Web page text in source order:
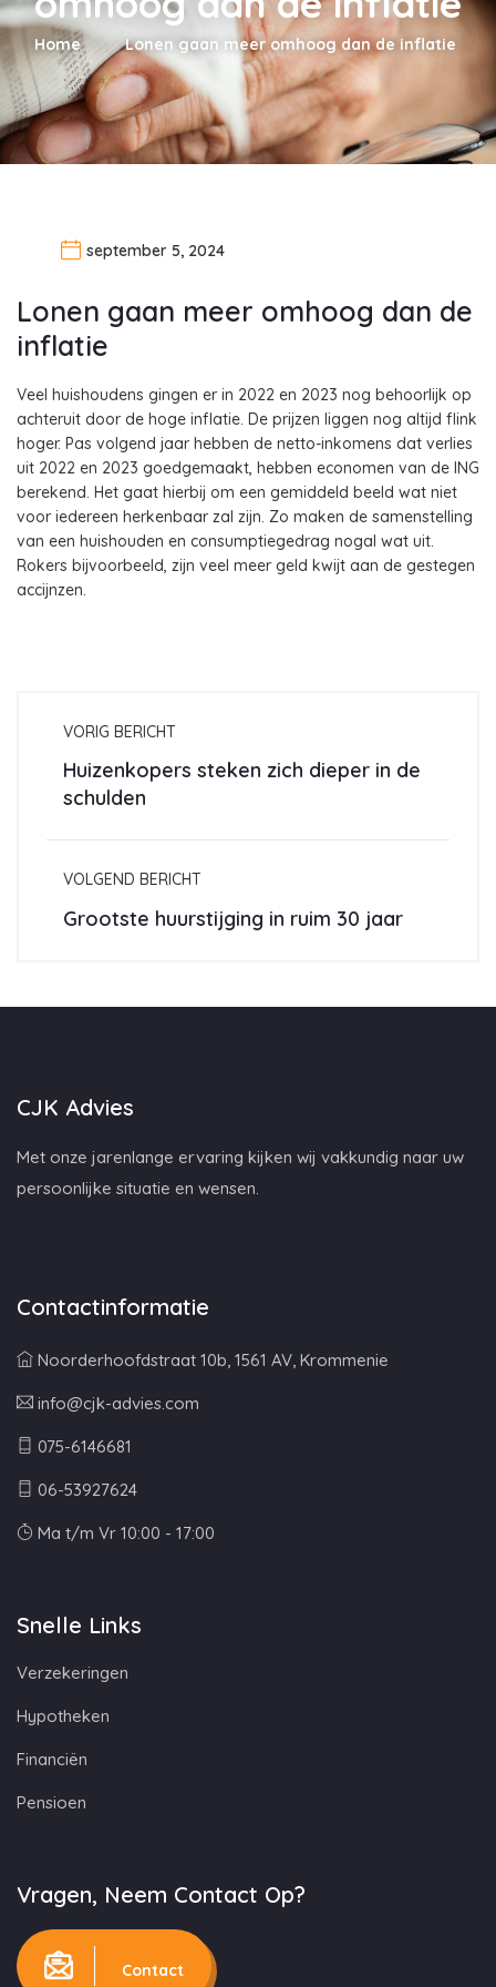
Home Lonen gaan meer omhoog dan de inflatie
september 5, 2024
Lonen gaan meer omhoog dan de
inflatie
Veel huishoudens gingen er in 2022 en 2023 nog behoorlijk op
achteruit door de hoge inflatie. De prijzen liggen nog altijd flink
hoger. Pas volgend jaar hebben de netto-inkomens dat verlies
uit 2022 en 2023 goedgemaakt, hebben economen van de ING
berekend. Het gaat hierbij om een gemiddeld beeld wat niet
voor iedereen herkenbaar zal zijn. Zo maken de samenstelling
van een huishouden en consumptiegedrag nogal wat uit.
Rokers bijvoorbeeld, zijn veel meer geld kwijt aan de gestegen
accijnzen.
VORIG BERICHT
Huizenkopers steken zich dieper in de
schulden
VOLGEND BERICHT
Grootste huurstijging in ruim 30 jaar
CJK Advies
Met onze jarenlange ervaring kijken wij vakkundig naar uw
persoonlijke situatie en wensen.
Contactinformatie
Noorderhoofdstraat 10b, 1561 AV, Krommenie
info@cjk-advies.com
075-6146681
06-53927624
Ma t/m Vr 10:00 - 17:00
Snelle Links
Verzekeringen
Hypotheken
Financiën
Pensioen
Vragen, Neem Contact Op?
Contact